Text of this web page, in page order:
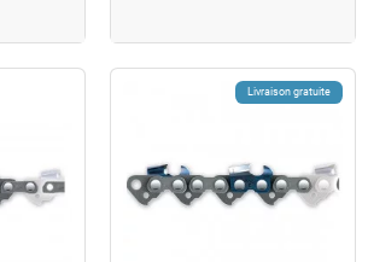
Livraison gratuite